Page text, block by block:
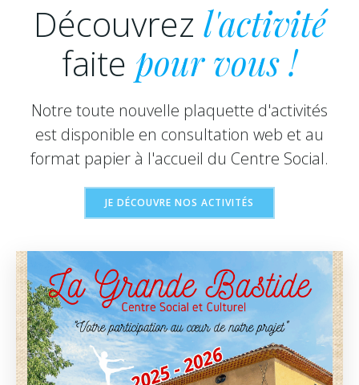
Découvrez l'activité
faite pour vous !
Notre toute nouvelle plaquette d'activités
est disponible en consultation web et au
format papier à l'accueil du Centre Social.
JE DÉCOUVRE NOS ACTIVITÉS